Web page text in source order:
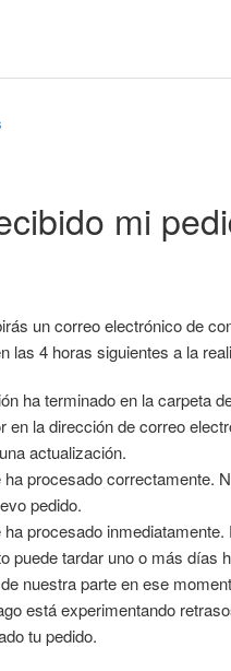
mi
un correo electrónico de
las 4 horas siguientes a la
ha terminado en la carpeta
en la dirección de correo
actualización.
ha procesado correctamente.
pedido.
ha procesado
puede tardar uno o más días
nuestra parte en ese
está experimentando
tu pedido.